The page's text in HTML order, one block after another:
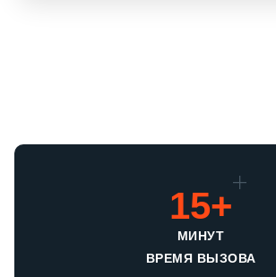
15+
МИНУТ
ВРЕМЯ ВЫЗОВА